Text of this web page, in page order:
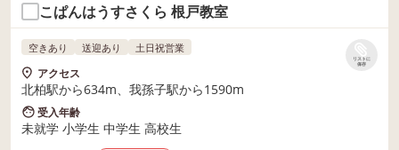
こぱんはうすさくら 根戸教室
リストに
保存
空きあり 送迎あり 土日祝営業
アクセス
北柏駅から634m、我孫子駅から1590m
受入年齢
未就学 小学生 中学生 高校生